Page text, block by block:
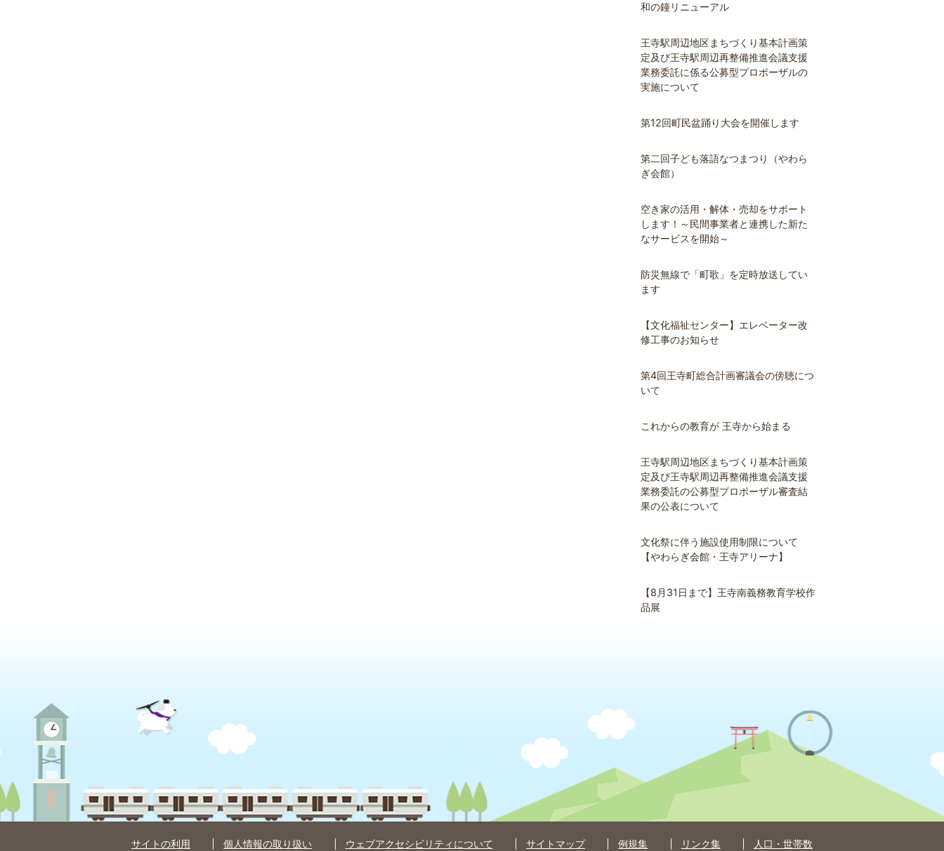
和の鐘リニューアル
王寺駅周辺地区まちづくり基本計画策
定及び王寺駅周辺再整備推進会議支援
業務委託に係る公募型プロポーザルの
実施について
第12回町民盆踊り大会を開催します
第二回子ども落語なつまつり（やわら
ぎ会館）
空き家の活用・解体・売却をサポート
します！～民間事業者と連携した新た
なサービスを開始～
防災無線で「町歌」を定時放送してい
ます
【文化福祉センター】エレベーター改
修工事のお知らせ
第4回王寺町総合計画審議会の傍聴につ
いて
これからの教育が 王寺から始まる
王寺駅周辺地区まちづくり基本計画策
定及び王寺駅周辺再整備推進会議支援
業務委託の公募型プロポーザル審査結
果の公表について
文化祭に伴う施設使用制限について
【やわらぎ会館・王寺アリーナ】
【8月31日まで】王寺南義務教育学校作
品展
サイトの利用 個人情報の取り扱い ウェブアクセシビリティについて サイトマップ 例規集 リンク集 人口・世帯数